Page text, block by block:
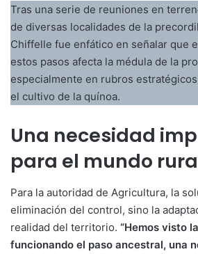
Tras una serie de reuniones en
de diversas localidades de la
Chiffelle fue enfático en señalar que
estos pasos afecta la médula de la
especialmente en rubros
el cultivo de la quínoa.
Una necesidad
para el mundo
Para la autoridad de Agricultura, la
eliminación del control, sino la
realidad del territorio. “Hemos visto
funcionando el paso ancestral, una